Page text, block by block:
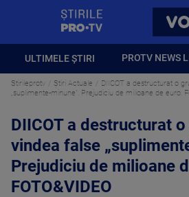
ULTIMELE ȘTIRI PROTV NEWS
Stirileprotv Știri Actuale
DIICOT a destructurat o
„suplimente-minune”. Prejudiciu de milioane de euro.
DIICOT a destructurat
vindea false
Prejudiciu de milioane
FOTO&VIDEO